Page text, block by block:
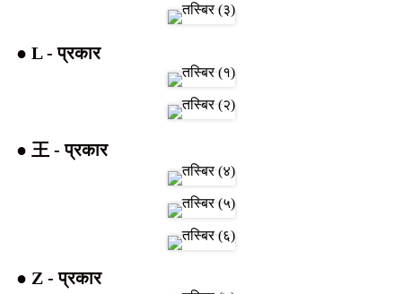
● L - प्रकार
● 王 - प्रकार
● Z - प्रकार